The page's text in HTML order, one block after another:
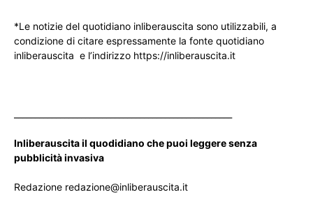
*Le notizie del quotidiano inliberauscita sono utilizzabili, a
condizione di citare espressamente la fonte quotidiano
inliberauscita e l’indirizzo https://inliberauscita.it
Inliberauscita il quodidiano che puoi leggere senza
pubblicità invasiva
Redazione redazione@inliberauscita.it